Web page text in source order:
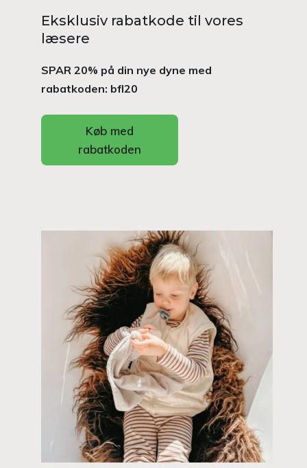
Eksklusiv rabatkode til vores
læsere
SPAR 20% på din nye dyne med
rabatkoden: bfl20
Køb med
rabatkoden